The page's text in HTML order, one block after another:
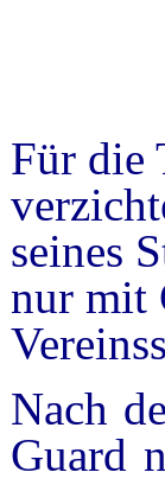
Für die
seines
nur mit
Nach
Guard